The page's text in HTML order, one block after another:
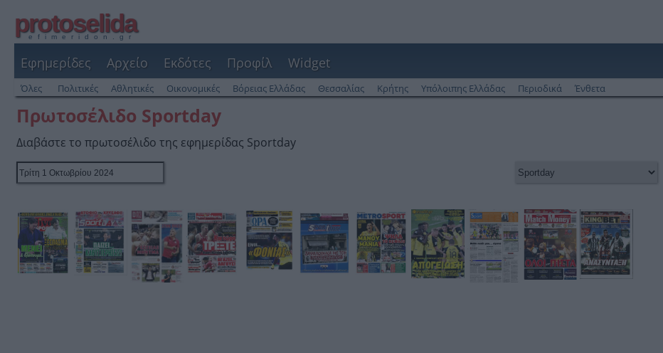
protoselida
efimeridon.gr
Εφημερίδες Αρχείο Εκδότες Προφίλ Widget
Όλες Πολιτικές Αθλητικές Οικονομικές Βόρειας Ελλάδας Θεσσαλίας Κρήτης Υπόλοιπης Ελλάδας Περιοδικά Ένθετα
Πρωτοσέλιδο Sportday
Διαβάστε το πρωτοσέλιδο της εφημερίδας Sportday